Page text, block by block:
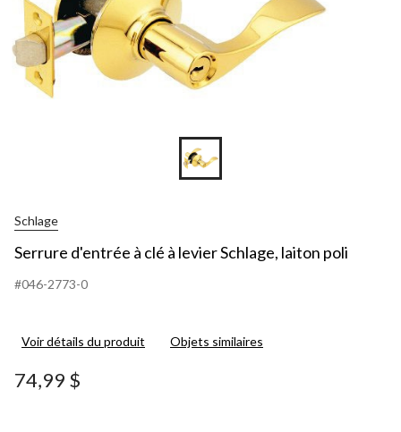
Schlage
Serrure d'entrée à clé à levier Schlage, laiton poli
#046-2773-0
Voir détails du produit Objets similaires
74,99 $